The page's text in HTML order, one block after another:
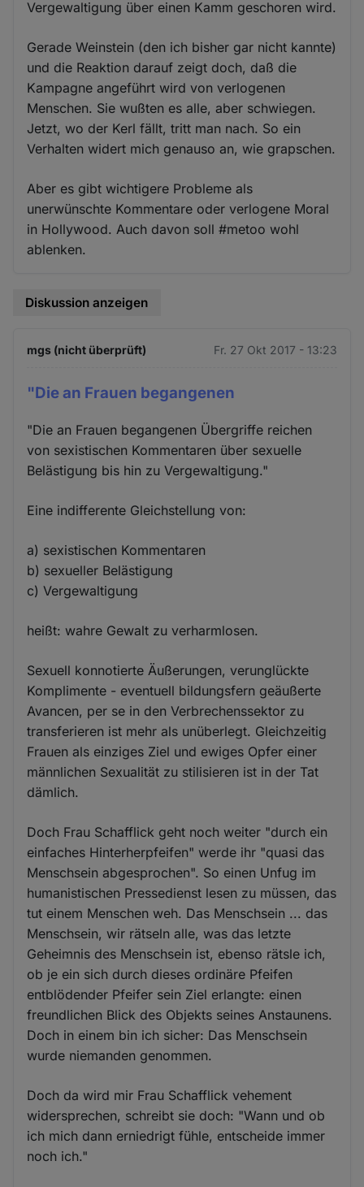
Vergewaltigung über einen Kamm geschoren wird.
Gerade Weinstein (den ich bisher gar nicht kannte)
und die Reaktion darauf zeigt doch, daß die
Kampagne angeführt wird von verlogenen
Menschen. Sie wußten es alle, aber schwiegen.
Jetzt, wo der Kerl fällt, tritt man nach. So ein
Verhalten widert mich genauso an, wie grapschen.
Aber es gibt wichtigere Probleme als
unerwünschte Kommentare oder verlogene Moral
in Hollywood. Auch davon soll #metoo wohl
ablenken.
Diskussion anzeigen
mgs (nicht überprüft) Fr. 27 Okt 2017 - 13:23
"Die an Frauen begangenen
"Die an Frauen begangenen Übergriffe reichen
von sexistischen Kommentaren über sexuelle
Belästigung bis hin zu Vergewaltigung."
Eine indifferente Gleichstellung von:
a) sexistischen Kommentaren
b) sexueller Belästigung
c) Vergewaltigung
heißt: wahre Gewalt zu verharmlosen.
Sexuell konnotierte Äußerungen, verunglückte
Komplimente - eventuell bildungsfern geäußerte
Avancen, per se in den Verbrechenssektor zu
transferieren ist mehr als unüberlegt. Gleichzeitig
Frauen als einziges Ziel und ewiges Opfer einer
männlichen Sexualität zu stilisieren ist in der Tat
dämlich.
Doch Frau Schafflick geht noch weiter "durch ein
einfaches Hinterherpfeifen" werde ihr "quasi das
Menschsein abgesprochen". So einen Unfug im
humanistischen Pressedienst lesen zu müssen, das
tut einem Menschen weh. Das Menschsein ... das
Menschsein, wir rätseln alle, was das letzte
Geheimnis des Menschsein ist, ebenso rätsle ich,
ob je ein sich durch dieses ordinäre Pfeifen
entblödender Pfeifer sein Ziel erlangte: einen
freundlichen Blick des Objekts seines Anstaunens.
Doch in einem bin ich sicher: Das Menschsein
wurde niemanden genommen.
Doch da wird mir Frau Schafflick vehement
widersprechen, schreibt sie doch: "Wann und ob
ich mich dann erniedrigt fühle, entscheide immer
noch ich."